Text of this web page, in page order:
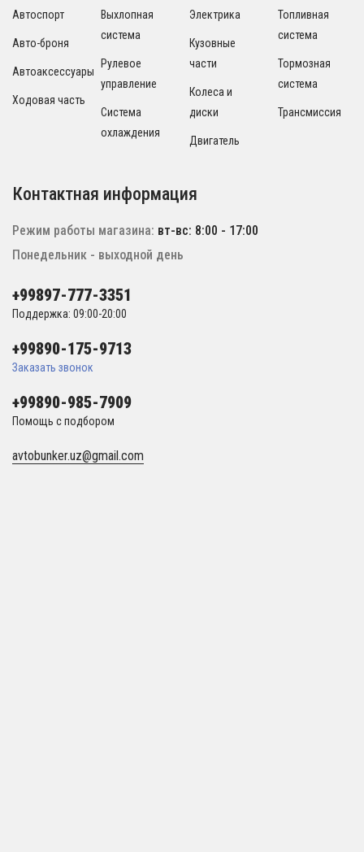
Автоспорт
Авто-броня
Автоаксессуары
Ходовая часть
Выхлопная
система
Рулевое
управление
Система
охлаждения
Электрика
Кузовные
части
Колеса и
диски
Двигатель
Топливная
система
Тормозная
система
Трансмиссия
Контактная информация
Режим работы магазина: вт-вс: 8:00 - 17:00
Понедельник - выходной день
+99897-777-3351
Поддержка: 09:00-20:00
+99890-175-9713
Заказать звонок
+99890-985-7909
Помощь с подбором
avtobunker.uz@gmail.com